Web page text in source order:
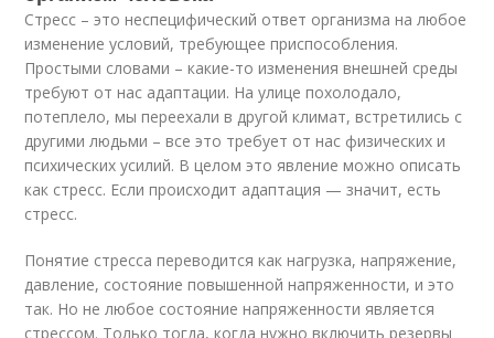
Стресс – это неспецифический ответ организма на любое
изменение условий, требующее приспособления.
Простыми словами – какие-то изменения внешней среды
требуют от нас адаптации. На улице похолодало,
потеплело, мы переехали в другой климат, встретились с
другими людьми – все это требует от нас физических и
психических усилий. В целом это явление можно описать
как стресс. Если происходит адаптация — значит, есть
стресс.
Понятие стресса переводится как нагрузка, напряжение,
давление, состояние повышенной напряженности, и это
так. Но не любое состояние напряженности является
стрессом. Только тогда, когда нужно включить резервы